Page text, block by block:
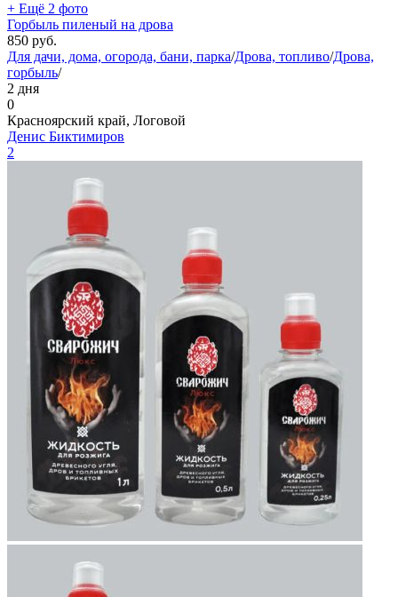
+ Ещё 2 фото
Горбыль пиленый на дрова
850 руб.
Для дачи, дома, огорода, бани, парка/Дрова, топливо/Дрова,
горбыль/
2 дня
0
Красноярский край, Логовой
Денис Биктимиров
2